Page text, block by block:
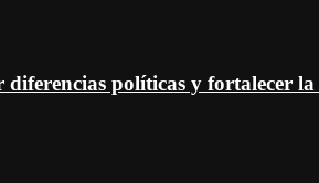
diferencias políticas y fortalecer